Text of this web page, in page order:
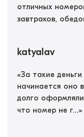
отличных
завтраков,
katyalav
«За такие
начинается оно
долго
что номер не г...»